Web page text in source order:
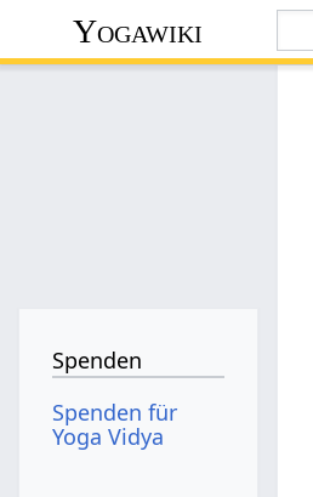
Yogawiki
Spenden
Spenden für
Yoga Vidya